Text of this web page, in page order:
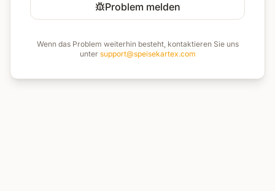
Problem melden
Wenn das Problem weiterhin besteht, kontaktieren Sie uns
unter support@speisekartex.com